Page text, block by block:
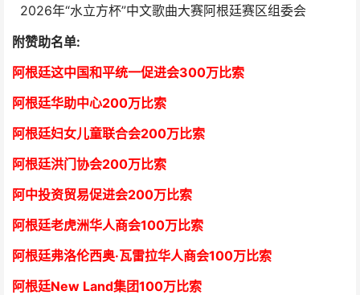
2026年“水立方杯”中文歌曲大赛阿根廷赛区组委会
附赞助名单:
阿根廷这中国和平统一促进会300万比索
阿根廷华助中心200万比索
阿根廷妇女儿童联合会200万比索
阿根廷洪门协会200万比索
阿中投资贸易促进会200万比索
阿根廷老虎洲华人商会100万比索
阿根廷弗洛伦西奥·瓦雷拉华人商会100万比索
阿根廷New Land集团100万比索